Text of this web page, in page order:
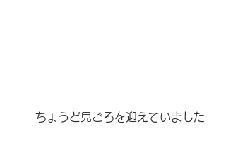
ちょうど見ごろを迎えていました